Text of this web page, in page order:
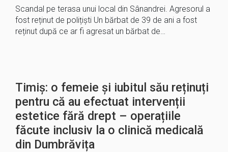
Scandal pe terasa unui local din Sânandrei. Agresorul a
fost reținut de polițiști Un bărbat de 39 de ani a fost
reținut după ce ar fi agresat un bărbat de…
Timiș: o femeie și iubitul său reținuți
pentru că au efectuat intervenții
estetice fără drept – operațiile
făcute inclusiv la o clinică medicală
din Dumbrăvița